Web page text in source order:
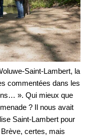
Saint-Lambert, la
commentées dans les
». Qui mieux que
? Il nous avait
Saint-Lambert pour
Brève, certes, mais